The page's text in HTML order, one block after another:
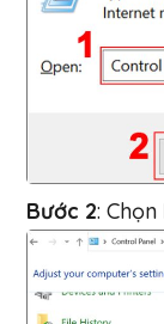
Bước 2: Chọn